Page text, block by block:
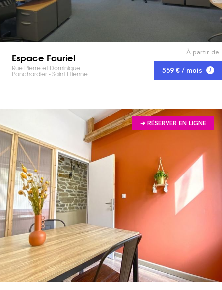
Espace Fauriel
Rue Pierre et Dominique
Ponchardier - Saint Etienne
À partir de
569 € / mois
➔ RÉSERVER EN LIGNE